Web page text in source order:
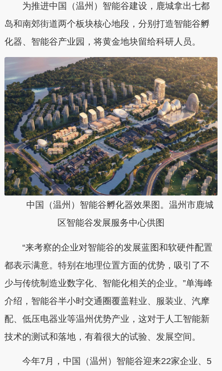
为推进中国（温州）智能谷建设，鹿城拿出七都
岛和南郊街道两个板块核心地段，分别打造智能谷孵
化器、智能谷产业园，将黄金地块留给科研人员 。
中国（温州）智能谷孵化器效果图。温州市鹿城
区智能谷发展服务中心供图
“来考察的企业对智能谷的发展蓝图和软硬件配置
都表示满意。特别在地理位置方面的优势，吸引了不
少与传统制造业数字化、智能化相关的企业。 ”单海峰
介绍，智能谷半小时交通圈覆盖鞋业、服装业、汽摩
配、低压电器业等温州优势产业， 这对于人工智能新
技术的测试和落地，有着很大的试验、发展空间。
今年7 月，中国（温州）智能谷迎来22家企业、 5